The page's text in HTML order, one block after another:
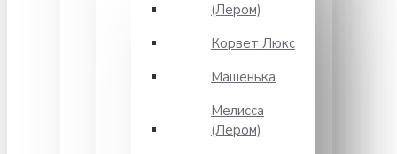
(Лером)
Корвет Люкс
Машенька
Мелисса
(Лером)